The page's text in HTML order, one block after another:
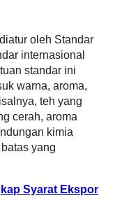
oleh Standar
internasional
standar ini
warna, aroma,
teh yang
cerah, aroma
kimia
yang
Syarat Ekspor